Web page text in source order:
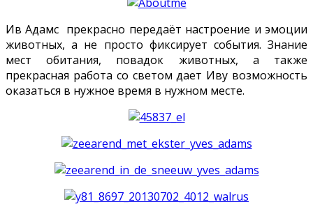
Ив Адамс прекрасно передаёт настроение и эмоции
животных, а не просто фиксирует события. Знание
мест обитания, повадок животных, а также
прекрасная работа со светом дает Иву возможность
оказаться в нужное время в нужном месте.